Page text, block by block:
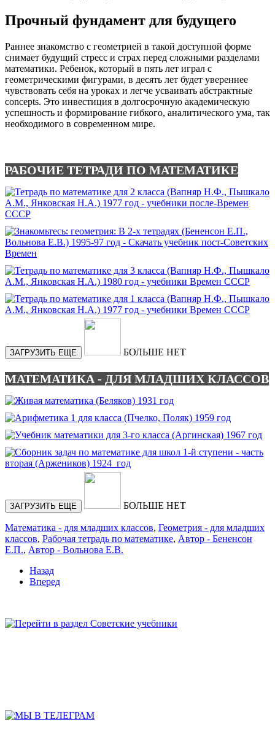
Прочный фундамент для будущего
Раннее знакомство с геометрией в такой доступной форме
снимает будущий стресс и страх перед сложными разделами
математики. Ребенок, который в пять лет играл с
геометрическими фигурами, в десять лет будет увереннее
чувствовать себя на уроках и легче усваивать абстрактные
concepts. Это инвестиция в долгосрочную академическую
успешность и формирование гибкого, аналитического ума, так
необходимого в современном мире.
РАБОЧИЕ ТЕТРАДИ ПО МАТЕМАТИКЕ
ЗАГРУЗИТЬ ЕЩЕ БОЛЬШЕ НЕТ
МАТЕМАТИКА - ДЛЯ МЛАДШИХ КЛАССОВ
ЗАГРУЗИТЬ ЕЩЕ БОЛЬШЕ НЕТ
Математика - для младших классов, Геометрия - для младших
классов, Рабочая тетрадь по математике, Автор - Бененсон
Е.П., Автор - Вольнова Е.В.
Назад
Вперед